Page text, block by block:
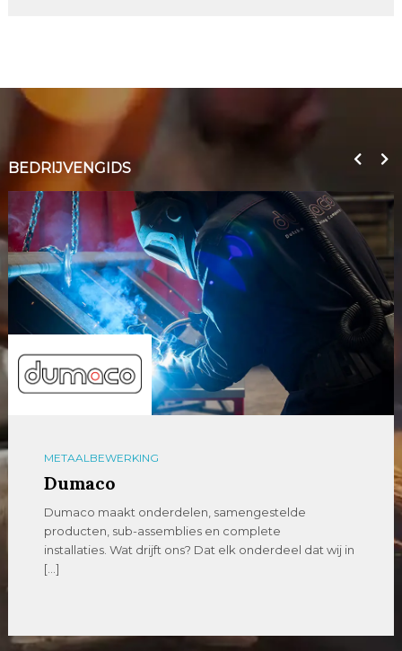
BEDRIJVENGIDS
METAALBEWERKING
Dumaco
Dumaco maakt onderdelen, samengestelde
producten, sub-assemblies en complete
installaties. Wat drijft ons? Dat elk onderdeel dat wij in
[…]